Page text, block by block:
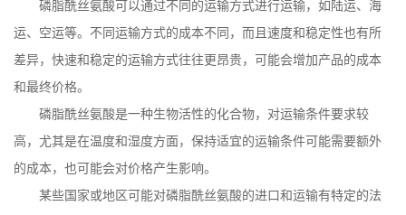
磷脂酰丝氨酸可以通过不同的运输方式进行运输，如陆运、海
运、空运等。不同运输方式的成本不同，而且速度和稳定性也有所
差异，快速和稳定的运输方式往往更昂贵，可能会增加产品的成本
和最终价格。
磷脂酰丝氨酸是一种生物活性的化合物，对运输条件要求较
高，尤其是在温度和湿度方面，保持适宜的运输条件可能需要额外
的成本，也可能会对价格产生影响。
某些国家或地区可能对磷脂酰丝氨酸的进口和运输有特定的法